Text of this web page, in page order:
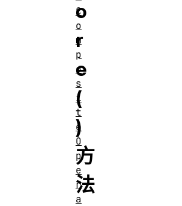
o
r
e
(
)
方
法
C
o
m
p
o
s
i
t
e
O
p
e
r
a